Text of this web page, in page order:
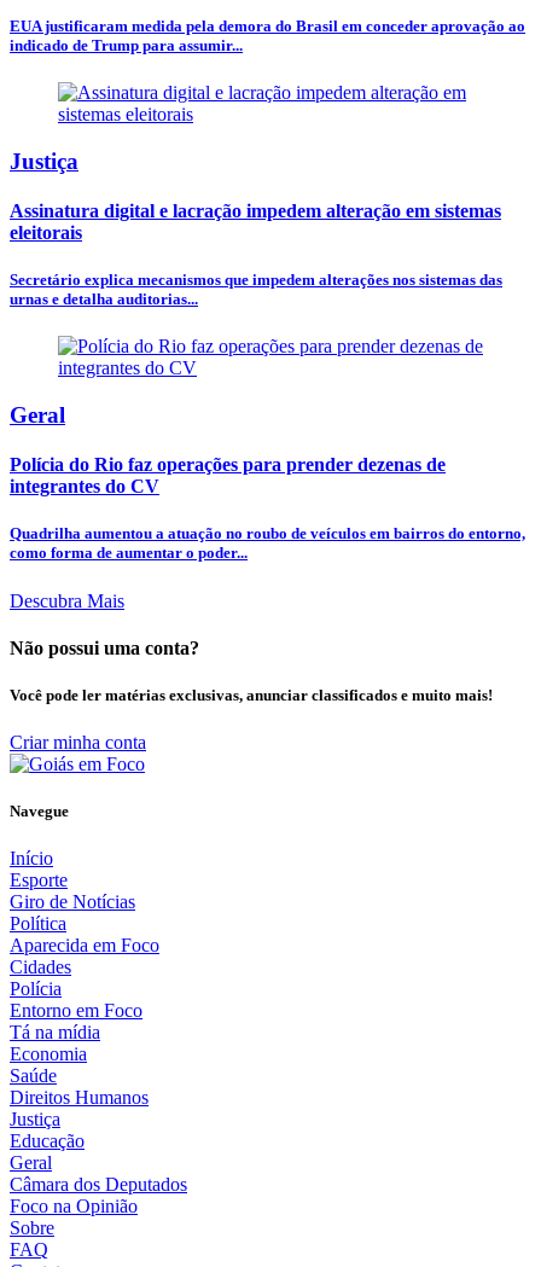
EUA justificaram medida pela demora do Brasil em conceder aprovação ao
indicado de Trump para assumir...
Justiça
Assinatura digital e lacração impedem alteração em sistemas
eleitorais
Secretário explica mecanismos que impedem alterações nos sistemas das
urnas e detalha auditorias...
Geral
Polícia do Rio faz operações para prender dezenas de
integrantes do CV
Quadrilha aumentou a atuação no roubo de veículos em bairros do entorno,
como forma de aumentar o poder...
Descubra Mais
Não possui uma conta?
Você pode ler matérias exclusivas, anunciar classificados e muito mais!
Criar minha conta
Navegue
Início
Esporte
Giro de Notícias
Política
Aparecida em Foco
Cidades
Polícia
Entorno em Foco
Tá na mídia
Economia
Saúde
Direitos Humanos
Justiça
Educação
Geral
Câmara dos Deputados
Foco na Opinião
Sobre
FAQ